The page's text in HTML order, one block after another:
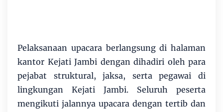
Pelaksanaan upacara berlangsung di halaman
kantor Kejati Jambi dengan dihadiri oleh para
pejabat struktural, jaksa, serta pegawai di
lingkungan Kejati Jambi. Seluruh peserta
mengikuti jalannya upacara dengan tertib dan